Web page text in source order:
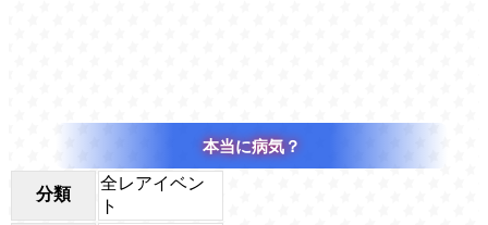
本当に病気？
分類
全レアイベン
ト